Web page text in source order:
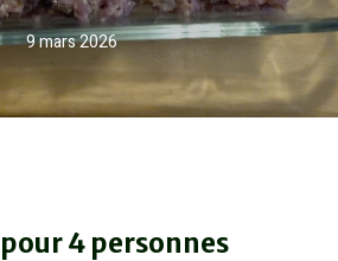
9 mars 2026
4 personnes